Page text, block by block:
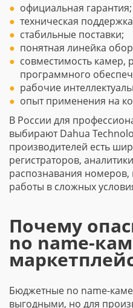
официальная гарантия;
техническая
стабильные поставки;
понятная линейка
совместимость камер,
программного
рабочие
опыт применения на
В России для
выбирают Dahua
производителей есть
регистраторов,
распознавания номеров,
работы в сложных
Почему
no name-
Бюджетные no name-
выгодными, но для